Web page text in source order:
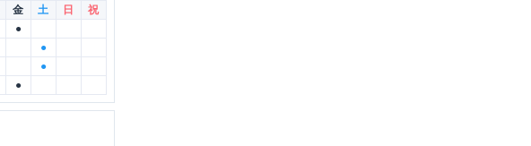
金 土 日
祝
●
●
●
●